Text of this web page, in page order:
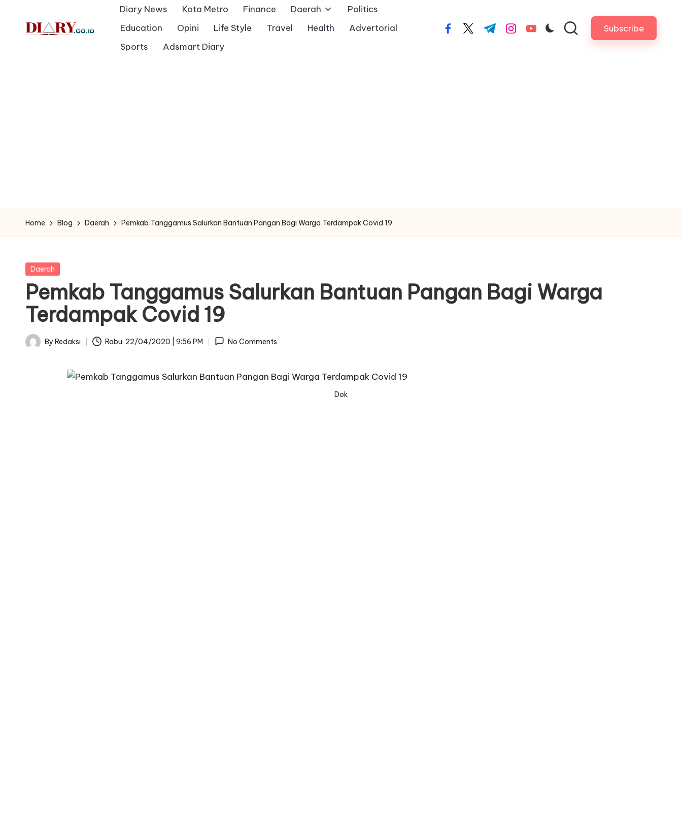
Diary News Kota Metro Finance Daerah
Politics
Education
Opini Life Style Travel Health
Advertorial
Sports
Adsmart Diary
facebook.com
twitter.com
t.me instagram.com
youtube.com Subscribe
Home Blog Daerah Pemkab Tanggamus Salurkan Bantuan Pangan Bagi Warga Terdampak Covid 19
Posted
Daerah
Pemkab Tanggamus Salurkan Bantuan Pangan Bagi Warga
Terdampak Covid 19
Posted
By Redaksi Rabu. 22/04/2020 | 9:56 PM No Comments
Dok